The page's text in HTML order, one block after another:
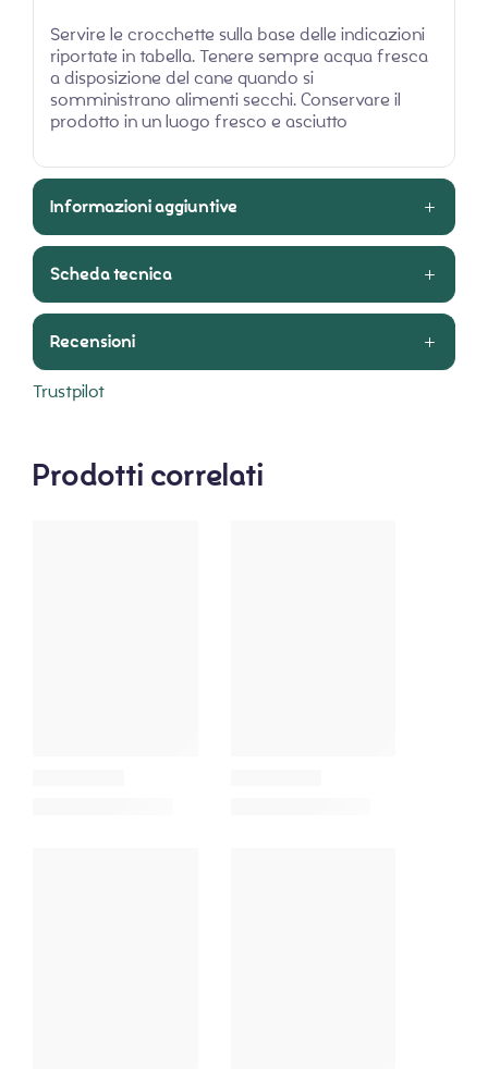
Servire le crocchette sulla base delle indicazioni
riportate in tabella. Tenere sempre acqua fresca
a disposizione del cane quando si
somministrano alimenti secchi. Conservare il
prodotto in un luogo fresco e asciutto
Informazioni aggiuntive
Scheda tecnica
Recensioni
Trustpilot
Prodotti correlati